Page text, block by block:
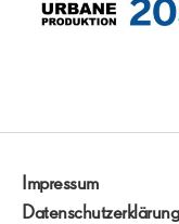
Impressum
Datenschutzerklärung